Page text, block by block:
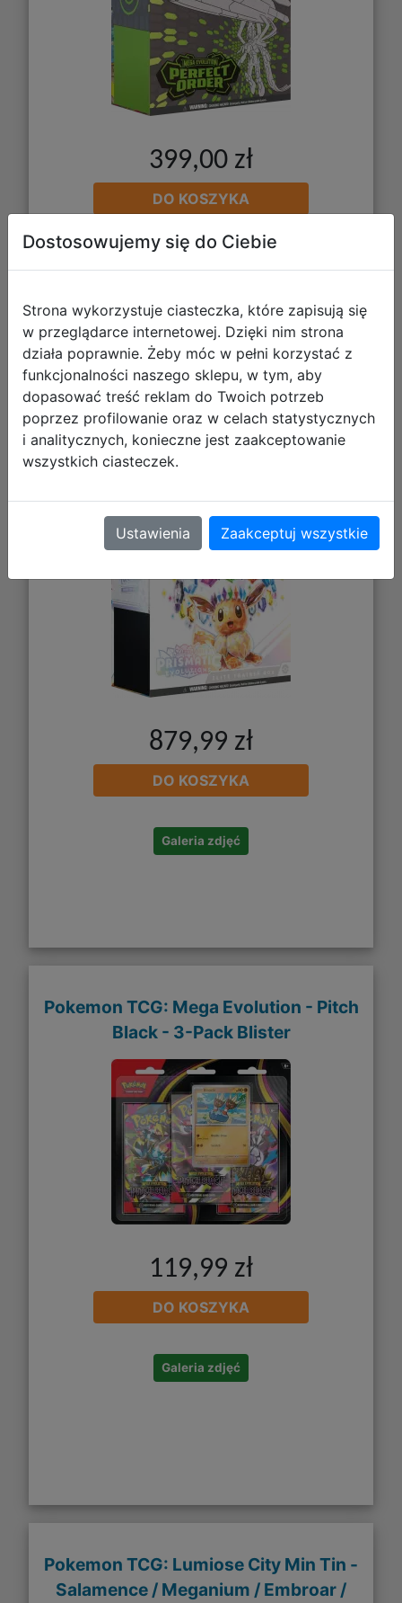
399,00 zł
DO KOSZYKA
Pokemon TCG: Scarlet & Violet -
Prismatic Evolutions - Elite trainer
box
879,99 zł
DO KOSZYKA
Galeria zdjęć
Pokemon TCG: Mega Evolution - Pitch
Black - 3-Pack Blister
119,99 zł
DO KOSZYKA
Galeria zdjęć
Pokemon TCG: Lumiose City Min Tin -
Salamence / Meganium / Embroar /
Dostosowujemy się do Ciebie
Strona wykorzystuje ciasteczka, które zapisują się
w przeglądarce internetowej. Dzięki nim strona
działa poprawnie. Żeby móc w pełni korzystać z
funkcjonalności naszego sklepu, w tym, aby
dopasować treść reklam do Twoich potrzeb
poprzez profilowanie oraz w celach statystycznych
i analitycznych, konieczne jest zaakceptowanie
wszystkich ciasteczek.
Ustawienia Zaakceptuj wszystkie